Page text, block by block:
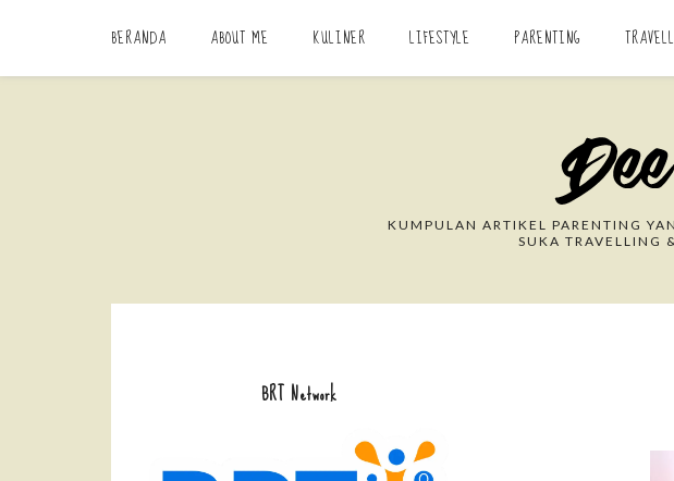
BERANDA ABOUT ME KULINER LIFESTYLE PARENTING
KUMPULAN ARTIKEL PARENTING
SUKA TRAVELLING
BRT Network